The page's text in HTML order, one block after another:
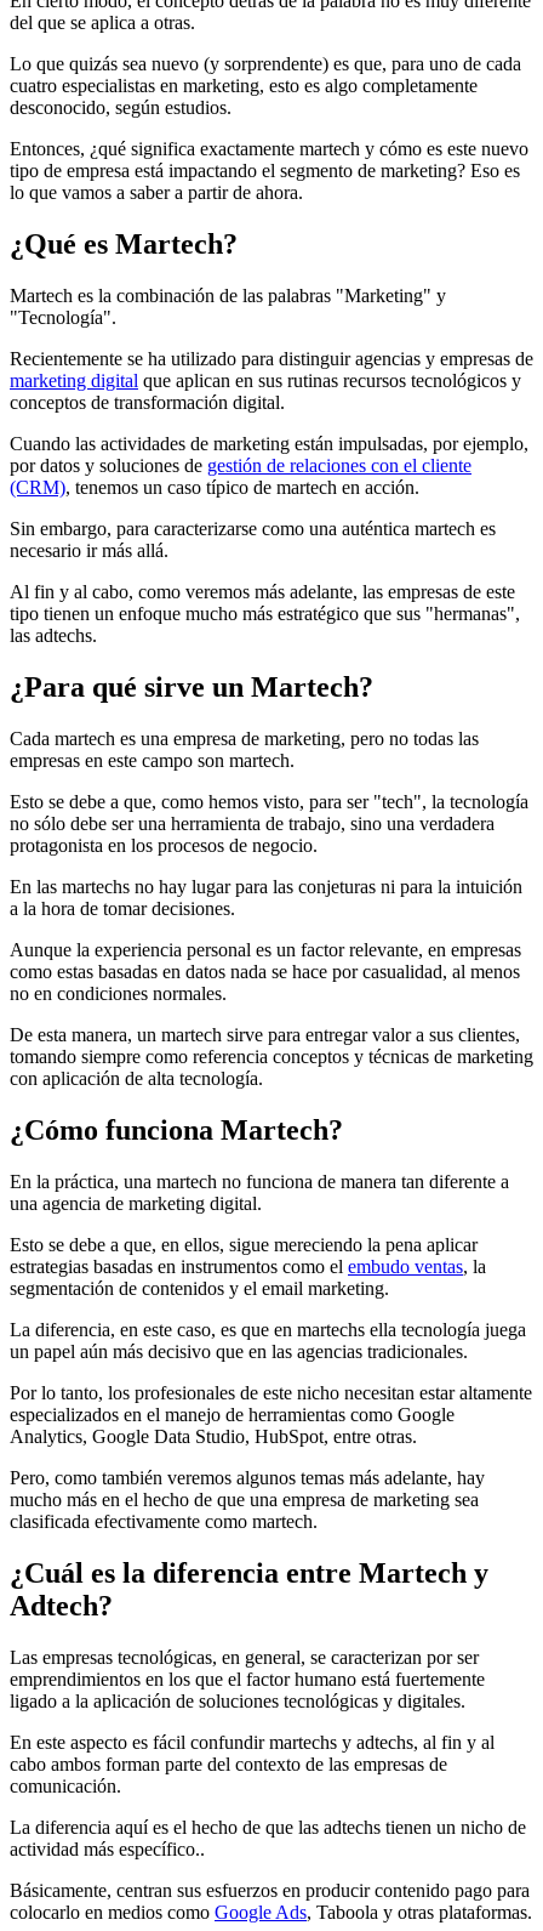
del que se aplica a otras.
Lo que quizás sea nuevo (y sorprendente) es que, para uno de cada
cuatro especialistas en marketing, esto es algo completamente
desconocido, según estudios.
Entonces, ¿qué significa exactamente martech y cómo es este nuevo
tipo de empresa está impactando el segmento de marketing? Eso es
lo que vamos a saber a partir de ahora.
¿Qué es Martech?
Martech es la combinación de las palabras "Marketing" y
"Tecnología".
Recientemente se ha utilizado para distinguir agencias y empresas de
marketing digital que aplican en sus rutinas recursos tecnológicos y
conceptos de transformación digital.
Cuando las actividades de marketing están impulsadas, por ejemplo,
por datos y soluciones de gestión de relaciones con el cliente
(CRM), tenemos un caso típico de martech en acción.
Sin embargo, para caracterizarse como una auténtica martech es
necesario ir más allá.
Al fin y al cabo, como veremos más adelante, las empresas de este
tipo tienen un enfoque mucho más estratégico que sus "hermanas",
las adtechs.
¿Para qué sirve un Martech?
Cada martech es una empresa de marketing, pero no todas las
empresas en este campo son martech.
Esto se debe a que, como hemos visto, para ser "tech", la tecnología
no sólo debe ser una herramienta de trabajo, sino una verdadera
protagonista en los procesos de negocio.
En las martechs no hay lugar para las conjeturas ni para la intuición
a la hora de tomar decisiones.
Aunque la experiencia personal es un factor relevante, en empresas
como estas basadas en datos nada se hace por casualidad, al menos
no en condiciones normales.
De esta manera, un martech sirve para entregar valor a sus clientes,
tomando siempre como referencia conceptos y técnicas de marketing
con aplicación de alta tecnología.
¿Cómo funciona Martech?
En la práctica, una martech no funciona de manera tan diferente a
una agencia de marketing digital.
Esto se debe a que, en ellos, sigue mereciendo la pena aplicar
estrategias basadas en instrumentos como el embudo ventas, la
segmentación de contenidos y el email marketing.
La diferencia, en este caso, es que en martechs ella tecnología juega
un papel aún más decisivo que en las agencias tradicionales.
Por lo tanto, los profesionales de este nicho necesitan estar altamente
especializados en el manejo de herramientas como Google
Analytics, Google Data Studio, HubSpot, entre otras.
Pero, como también veremos algunos temas más adelante, hay
mucho más en el hecho de que una empresa de marketing sea
clasificada efectivamente como martech.
¿Cuál es la diferencia entre Martech y
Adtech?
Las empresas tecnológicas, en general, se caracterizan por ser
emprendimientos en los que el factor humano está fuertemente
ligado a la aplicación de soluciones tecnológicas y digitales.
En este aspecto es fácil confundir martechs y adtechs, al fin y al
cabo ambos forman parte del contexto de las empresas de
comunicación.
La diferencia aquí es el hecho de que las adtechs tienen un nicho de
actividad más específico..
Básicamente, centran sus esfuerzos en producir contenido pago para
colocarlo en medios como Google Ads, Taboola y otras plataformas.